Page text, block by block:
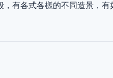
，有各式各樣的不同造景，